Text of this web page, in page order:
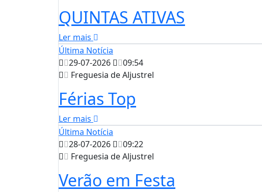
QUINTAS ATIVAS
Ler mais
Última Notícia
29-07-2026
09:54
Freguesia de Aljustrel
Férias Top
Ler mais
Última Notícia
28-07-2026
09:22
Freguesia de Aljustrel
Verão em Festa